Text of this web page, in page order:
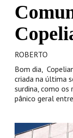
ROBERTO
Bom dia,
criada na última
surdina, como os
pânico geral